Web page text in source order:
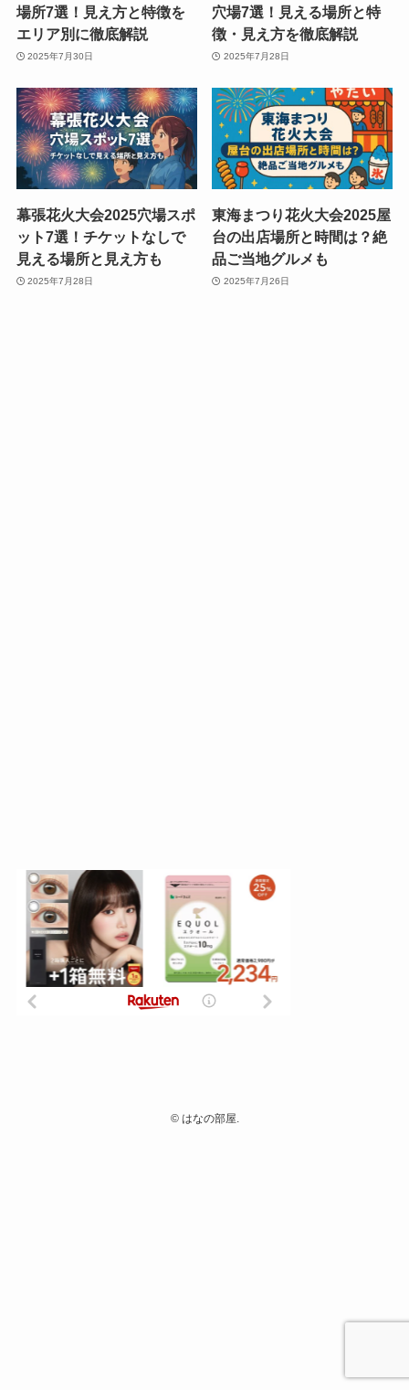
場所7選！見え方と特徴を
エリア別に徹底解説
2025年7月30日
穴場7選！見える場所と特
徴・見え方を徹底解説
2025年7月28日
幕張花火大会2025穴場スポ
ット7選！チケットなしで
見える場所と見え方も
2025年7月28日
東海まつり花火大会2025屋
台の出店場所と時間は？絶
品ご当地グルメも
2025年7月26日
©はなの部屋.